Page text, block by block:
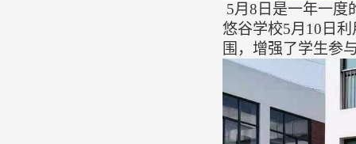
5月8日是一年一度
悠谷学校5月10日
围，增强了学生参